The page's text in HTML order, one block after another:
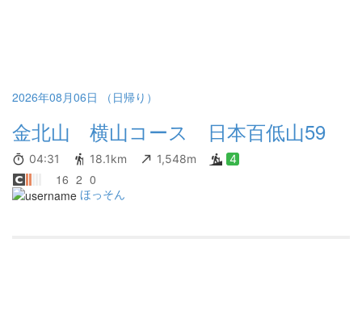
2026年08月06日 （日帰り）
金北山 横山コース 日本百低山59
04:31 18.1km 1,548m 4
16 2 0
ほっそん